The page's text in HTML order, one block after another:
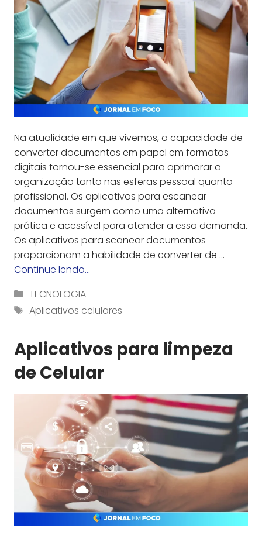
Na atualidade em que vivemos, a capacidade de
converter documentos em papel em formatos
digitais tornou-se essencial para aprimorar a
organização tanto nas esferas pessoal quanto
profissional. Os aplicativos para escanear
documentos surgem como uma alternativa
prática e acessível para atender a essa demanda.
Os aplicativos para scanear documentos
proporcionam a habilidade de converter de …
Continue lendo…
Categorias
TECNOLOGIA
Tag
Aplicativos celulares
Aplicativos para limpeza
de Celular